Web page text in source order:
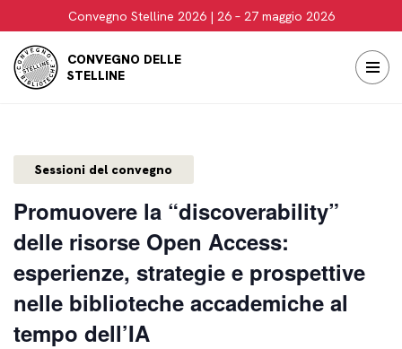
Vai
al
Convegno Stelline 2026 | 26 – 27 maggio 2026
CONVEGNO DELLE
STELLINE
Sessioni del convegno
Promuovere la “discoverability”
delle risorse Open Access:
esperienze, strategie e prospettive
nelle biblioteche accademiche al
tempo dell’IA